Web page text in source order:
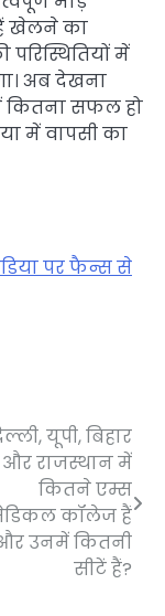
खेलने का
में
अब देखना
सफल हो
में वापसी का
पर फैन्स से
यूपी, बिहार
और राजस्थान में
कितने एम्स
कॉलेज हैं
उनमें कितनी
सीटें हैं?